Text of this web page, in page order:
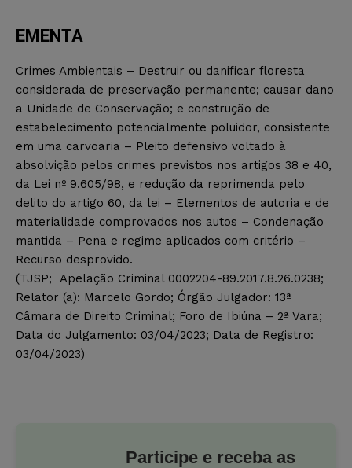
EMENTA
Crimes Ambientais – Destruir ou danificar floresta
considerada de preservação permanente; causar dano
a Unidade de Conservação; e construção de
estabelecimento potencialmente poluidor, consistente
em uma carvoaria – Pleito defensivo voltado à
absolvição pelos crimes previstos nos artigos 38 e 40,
da Lei nº 9.605/98, e redução da reprimenda pelo
delito do artigo 60, da lei – Elementos de autoria e de
materialidade comprovados nos autos – Condenação
mantida – Pena e regime aplicados com critério –
Recurso desprovido.
(TJSP; Apelação Criminal 0002204-89.2017.8.26.0238;
Relator (a): Marcelo Gordo; Órgão Julgador: 13ª
Câmara de Direito Criminal; Foro de Ibiúna – 2ª Vara;
Data do Julgamento: 03/04/2023; Data de Registro:
03/04/2023)
Participe e receba as